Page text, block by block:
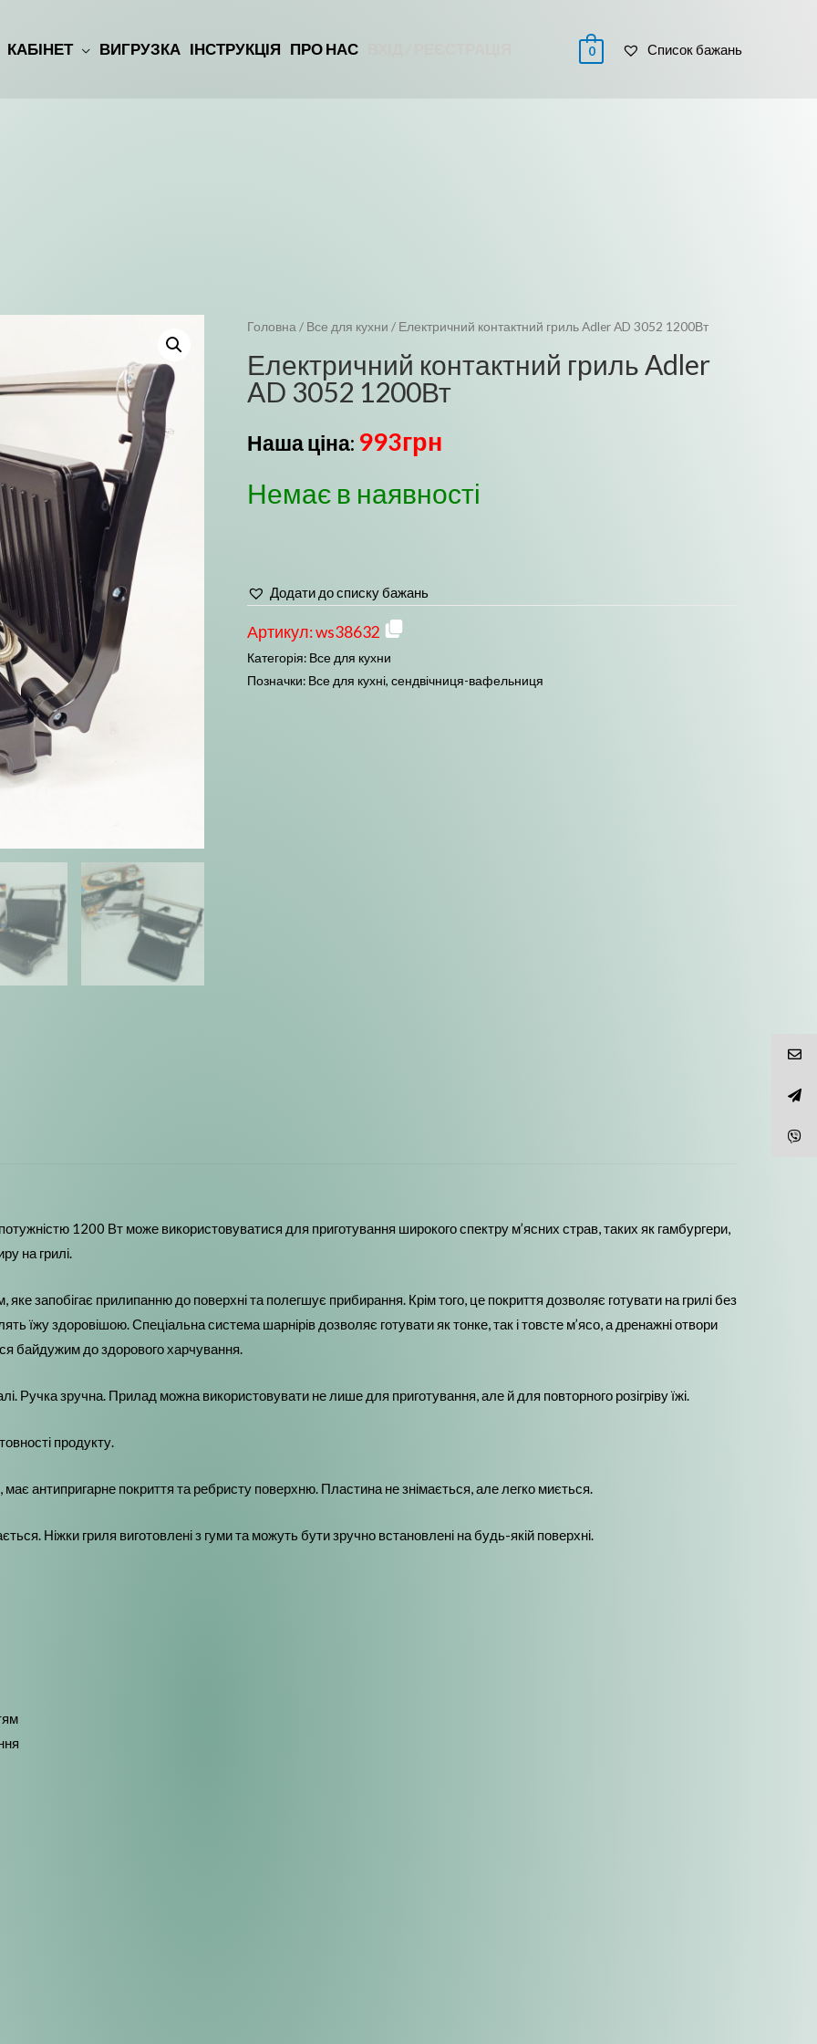
КАБІНЕТ ВИГРУЗКА ІНСТРУКЦІЯ ПРО НАС 0 Список бажань
Головна / Все для кухни / Електричний контактний гриль Adler AD 3052 1200Вт
Електричний контактний гриль Adler
AD 3052 1200Вт
Наша ціна: 993грн
Немає в наявності
Додати до списку бажань
Артикул:ws38632
Категорія: Все для кухни
Позначки: Все для кухні, сендвічниця-вафельниця
1200 Вт може використовуватися для приготування широкого спектру м’ясних страв, таких як гамбургери,
на грилі.
запобігає прилипанню до поверхні та полегшує прибирання. Крім того, це покриття дозволяє готувати на грилі без
їжу здоровішою. Спеціальна система шарнірів дозволяє готувати як тонке, так і товсте м’ясо, а дренажні отвори
байдужим до здорового харчування.
Ручка зручна. Прилад можна використовувати не лише для приготування, але й для повторного розігріву їжі.
продукту.
антипригарне покриття та ребристу поверхню. Пластина не знімається, але легко миється.
Ніжки гриля виготовлені з гуми та можуть бути зручно встановлені на будь-якій поверхні.